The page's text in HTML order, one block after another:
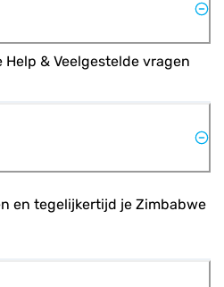
& Veelgestelde vragen
en tegelijkertijd je Zimbabwe